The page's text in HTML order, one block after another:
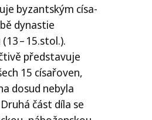
byzant­ským císa­
dynastie
– 15.stol.).
před­sta­vu­je
15 císa­řo­ven,
dosud neby­la
část díla se